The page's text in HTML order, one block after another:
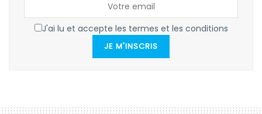
J'ai lu et accepte les termes et les conditions
JE M'INSCRIS